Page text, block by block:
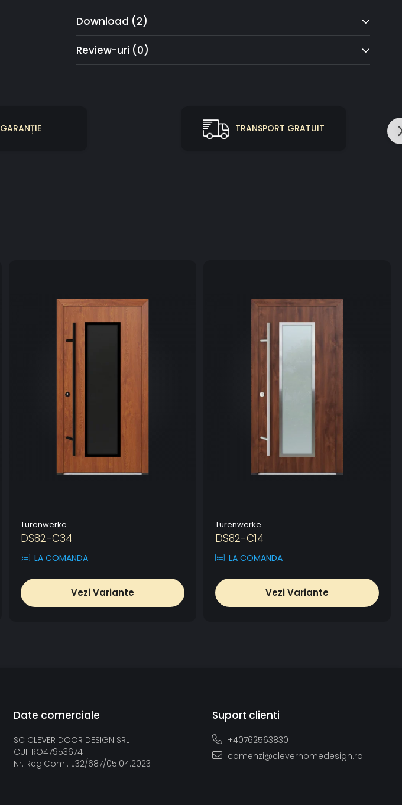
Download (2)
Review-uri (0)
GARANȚIE TRANSPORT GRATUIT
Turenwerke
DS82-C34
LA COMANDA
Vezi Variante
Turenwerke
DS82-C14
LA COMANDA
Vezi Variante
Date comerciale
SC CLEVER DOOR DESIGN SRL
CUI: RO47953674
Nr. Reg.Com.: J32/687/05.04.2023
Suport clienti
+40762563830
comenzi@cleverhomedesign.ro